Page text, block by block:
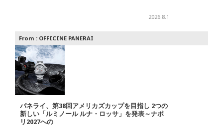
2026.8.1
From : OFFICINE PANERAI
パネライ、第38回アメリカズカップを目指し 2つの
新しい「ルミノール ルナ・ロッサ」を発表～ナポ
リ2027への